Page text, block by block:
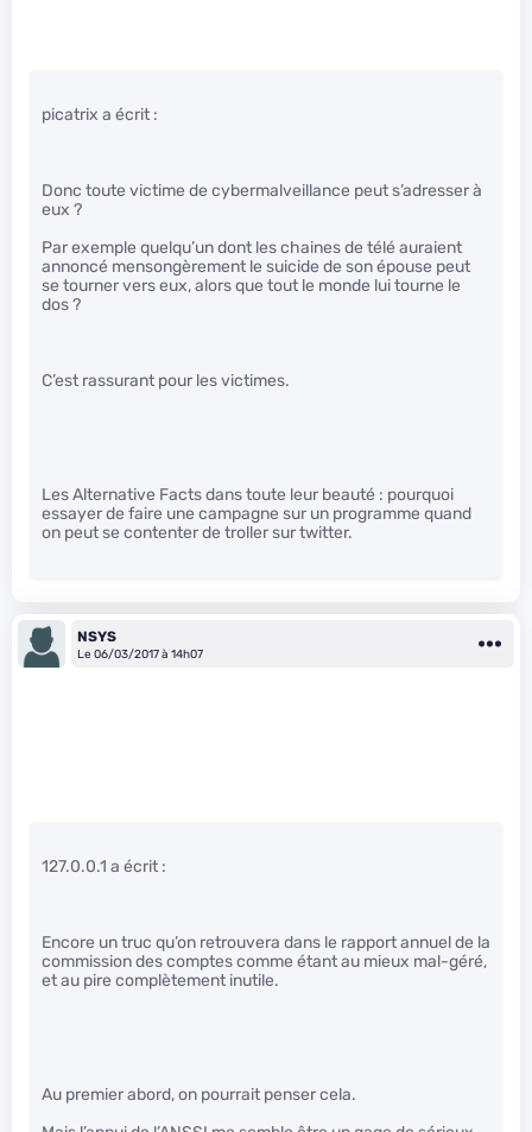
picatrix a écrit :
Donc toute victime de cybermalveillance peut s’adresser à
eux ?
Par exemple quelqu’un dont les chaines de télé auraient
annoncé mensongèrement le suicide de son épouse peut
se tourner vers eux, alors que tout le monde lui tourne le
dos ?
C’est rassurant pour les victimes.
Les Alternative Facts dans toute leur beauté : pourquoi
essayer de faire une campagne sur un programme quand
on peut se contenter de troller sur twitter.
NSYS
Le 06/03/2017 à 14h07
127.0.0.1 a écrit :
Encore un truc qu’on retrouvera dans le rapport annuel de la
commission des comptes comme étant au mieux mal-géré,
et au pire complètement inutile.
Au premier abord, on pourrait penser cela.